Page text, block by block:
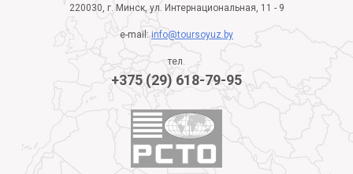
220030, г. Минск, ул. Интернациональная, 11 - 9
e-mail:info@toursoyuz.by
тел.
+375 (29) 618-79-95